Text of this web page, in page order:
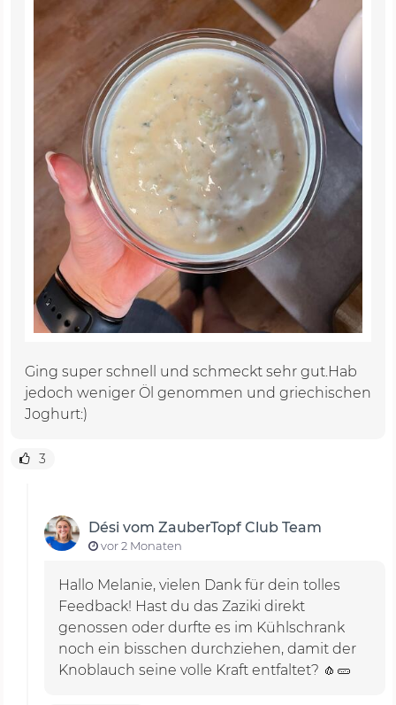
Ging super schnell und schmeckt sehr gut.Hab
jedoch weniger Öl genommen und griechischen
Joghurt:)
3
Dési vom ZauberTopf Club Team
vor 2 Monaten
Hallo Melanie, vielen Dank für dein tolles
Feedback! Hast du das Zaziki direkt
genossen oder durfte es im Kühlschrank
noch ein bisschen durchziehen, damit der
Knoblauch seine volle Kraft entfaltet? 🧄🥒